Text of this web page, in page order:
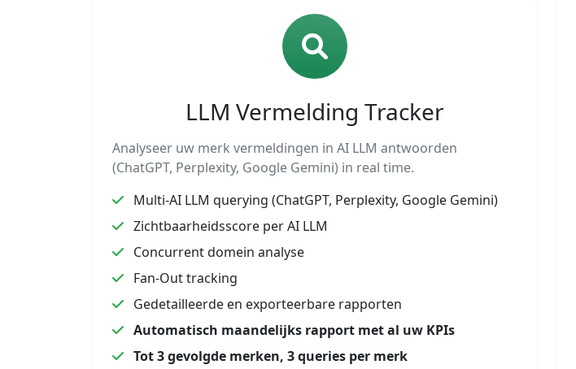
LLM Vermelding Tracker
Analyseer uw merk vermeldingen in AI LLM antwoorden
(ChatGPT, Perplexity, Google Gemini) in real time.
Multi-AI LLM querying (ChatGPT, Perplexity, Google Gemini)
Zichtbaarheidsscore per AI LLM
Concurrent domein analyse
Fan-Out tracking
Gedetailleerde en exporteerbare rapporten
Automatisch maandelijks rapport met al uw KPIs
Tot 3 gevolgde merken, 3 queries per merk